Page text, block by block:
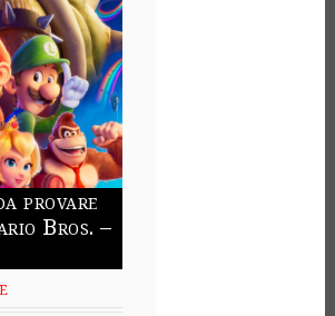
provare
Bros. –